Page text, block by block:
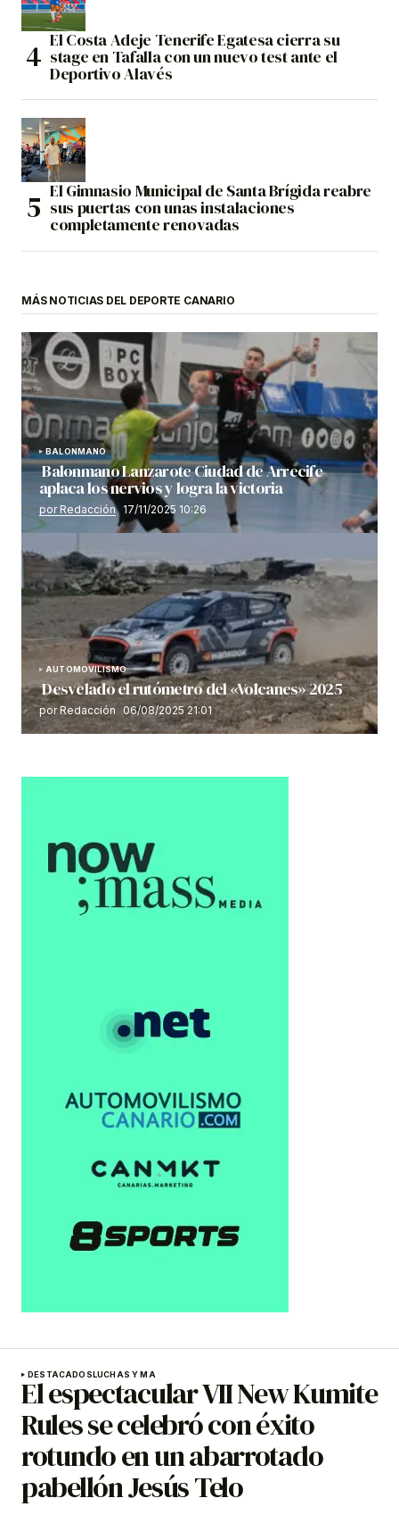
El Costa Adeje Tenerife Egatesa cierra su
stage en Tafalla con un nuevo test ante el
Deportivo Alavés
El Gimnasio Municipal de Santa Brígida reabre
sus puertas con unas instalaciones
completamente renovadas
MÁS NOTICIAS DEL DEPORTE CANARIO
BALONMANO
Balonmano Lanzarote Ciudad de Arrecife
aplaca los nervios y logra la victoria
por Redacción 17/11/2025 10:26
AUTOMOVILISMO
Desvelado el rutómetro del «Volcanes» 2025
por Redacción 06/08/2025 21:01
DESTACADOSLUCHAS Y MA
El espectacular VII New Kumite
Rules se celebró con éxito
rotundo en un abarrotado
pabellón Jesús Telo